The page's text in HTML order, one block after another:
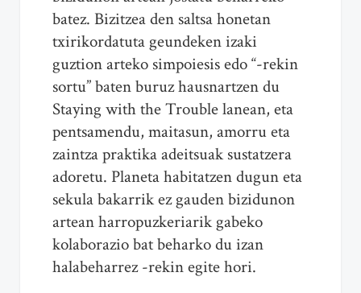
batez. Bizitzea den saltsa honetan
txirikordatuta geundeken izaki
guztion arteko simpoiesis edo “-rekin
sortu” baten buruz hausnartzen du
Staying with the Trouble lanean, eta
pentsamendu, maitasun, amorru eta
zaintza praktika adeitsuak sustatzera
adoretu. Planeta habitatzen dugun eta
sekula bakarrik ez gauden bizidunon
artean harropuzkeriarik gabeko
kolaborazio bat beharko du izan
halabeharrez -rekin egite hori.